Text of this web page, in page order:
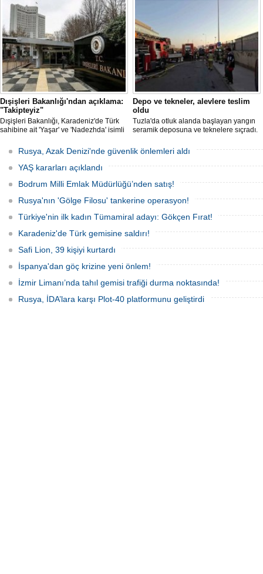
Dışişleri Bakanlığı'ndan açıklama:
"Takipteyiz"
Dışişleri Bakanlığı, Karadeniz'de Türk
sahibine ait 'Yaşar' ve 'Nadezhda' isimli
araçlarıyla gerçekleştirilen saldırıda
yaralanan personelin sağlık durumu ve
güvenliğinin yakından takip edildiğini
Depo ve tekneler, alevlere teslim
oldu
Tuzla'da otluk alanda başlayan yangın
seramik deposuna ve teknelere sıçradı.
alevleri kontrol altına aldı.
Rusya, Azak Denizi'nde güvenlik önlemleri aldı
YAŞ kararları açıklandı
Bodrum Milli Emlak Müdürlüğü’nden satış!
Rusya'nın 'Gölge Filosu' tankerine operasyon!
Türkiye'nin ilk kadın Tümamiral adayı: Gökçen Fırat!
Karadeniz'de Türk gemisine saldırı!
Safi Lion, 39 kişiyi kurtardı
İspanya'dan göç krizine yeni önlem!
İzmir Limanı’nda tahıl gemisi trafiği durma noktasında!
Rusya, İDA’lara karşı Plot-40 platformunu geliştirdi